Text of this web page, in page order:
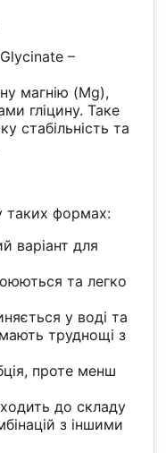
–
магнію (Mg),
гліцину. Таке
стабільність та
таких формах:
варіант для
та легко
у воді та
мають труднощі з
проте менш
до складу
з іншими